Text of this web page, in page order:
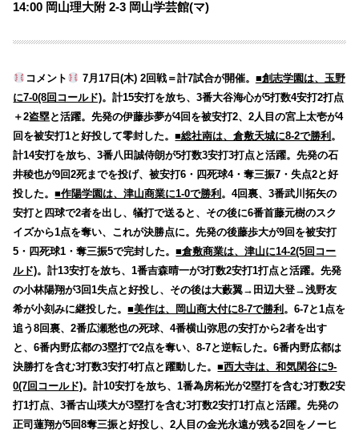
14:00 岡山理大附 2-3 岡山学芸館(マ)
コメント 7月17日(木) 2回戦＝計7試合が開催。 ■創志学園は、玉野
に7-0(8回コールド)。計15安打を放ち、3番大谷海心が5打数4安打2打点
＋2盗塁と活躍。先発の伊藤歩夢が4回を被安打2、2人目の宮上太壱が4
回を被安打1と好投して零封した。■総社南は、倉敷天城に8-2で勝利 。
計14安打を放ち、3番八田誠侍朗が5打数3安打3打点と活躍。先発の石
井稜也が9回2死までを投げ、被安打6・四死球4・奪三振7・失点2と好
投した。■作陽学園は、津山商業に1-0で勝利 。4回裏、3番武川拓矢の
安打と四球で2者を出し、犠打で送ると、その後に6番首藤元樹のスク
イズから1点を奪い、これが決勝点に。先発の後藤歩大が9回を被安打
5・四死球1・奪三振5で完封した。■倉敷商業は、津山に14-2(5回コー
ルド)。計13安打を放ち、1番吉森晴一が3打数2安打1打点と活躍。先発
の小林陽翔が3回1失点と好投し、その後は大藪翼→田辺大登→浅野友
希が小刻みに継投した。■美作は、岡山商大付に8-7で勝利 。6-7と1点を
追う8回裏、2番広瀬愁也の死球、4番横山弥思の安打から2者を出す
と、6番内野広都の3塁打で2点を奪い、8-7と逆転した。6番内野広都は
決勝打を含む3打数3安打4打点と躍動した。■西大寺は、和気閑谷に9-
0(7回コールド)。計10安打を放ち、1番為房柘光が2塁打を含む3打数2安
打1打点、3番古山瑛大が3塁打を含む3打数2安打1打点と活躍。先発の
正司蓮翔が5回8奪三振と好投し、2人目の金光永遠が残る2回をノーヒ